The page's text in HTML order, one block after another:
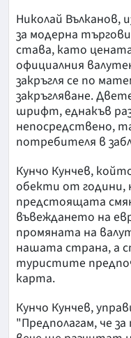
Николай Вълканов,
за модерна
става, като цената
официалния
закръгля се по
закръгляване.
шрифт, еднакъв
непосредствено,
потребителя в
Кунчо Кунчев,
обекти от години,
предстоящата
въвеждането на
промяната на
нашата страна, а
туристите
карта.
Кунчо Кунчев,
"Предполагам, че